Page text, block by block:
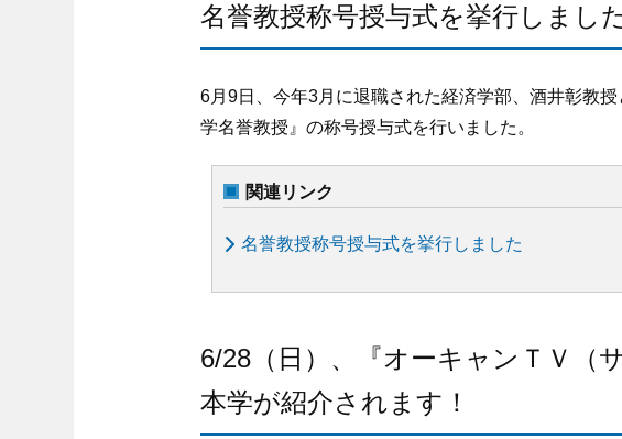
名誉教授称号授与式を挙行しまし
6月9日、今年3月に退職された経済学部、酒井彰教
学名誉教授』の称号授与式を行いました。
関連リンク
名誉教授称号授与式を挙行しました
6/28（日）、『オーキャンＴＶ（
本学が紹介されます！